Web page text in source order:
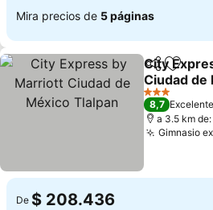
Mira precios de 5 páginas
Compartir
City
Ciudad de
Ver precios
3 Estrellas
8,7 Excelente
a 3.5 km
Gimnasio
De $ 208.436